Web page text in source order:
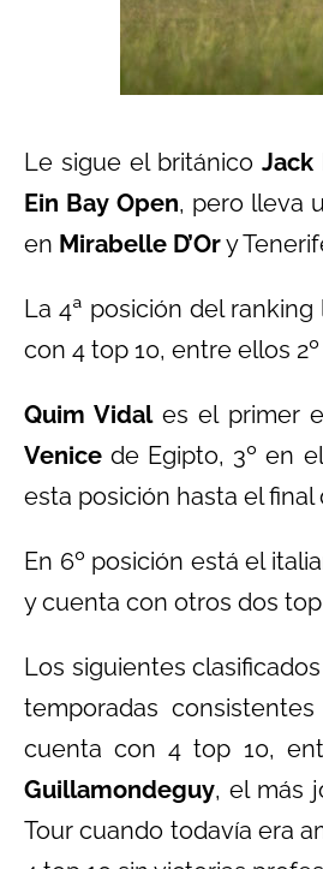
Le sigue el británico Jack
Ein Bay Open, pero lleva
en Mirabelle D’Ory
La 4ª posición del
con 4 top 10, entre ellos
Quim Vidales el primer
Venice de Egipto, 3º en
esta posición hasta el final
En 6º posición está el
y cuenta con otros dos top
Los siguientes
temporadas
cuenta con 4 top 10,
Guillamondeguy, el más
Tour cuando todavía era